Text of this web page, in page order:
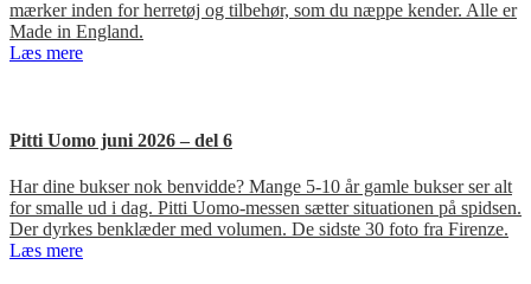
mærker inden for herretøj og tilbehør, som du næppe kender. Alle er
Made in England.
Læs mere
Pitti Uomo juni 2026 – del 6
Har dine bukser nok benvidde? Mange 5-10 år gamle bukser ser alt
for smalle ud i dag. Pitti Uomo-messen sætter situationen på spidsen.
Der dyrkes benklæder med volumen. De sidste 30 foto fra Firenze.
Læs mere